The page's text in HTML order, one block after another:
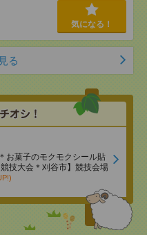
気になる！
る
お菓子のモクモクシール貼
技大会＊刈谷市】競技会場